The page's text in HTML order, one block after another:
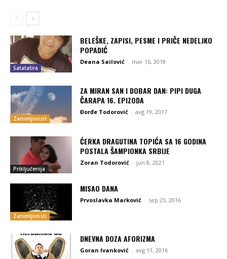
Satatatira
BELEŠKE, ZAPISI, PESME I PRIČE NEDELJKO
POPADIĆ
Deana Sailović - mar 16, 2018
Zanimljivosti
ZA MIRAN SAN I DOBAR DAN: PIPI DUGA
ČARAPA 16. EPIZODA
Đorđe Todorović - avg 19, 2017
Priključenija
ĆERKA DRAGUTINA TOPIĆA SA 16 GODINA
POSTALA ŠAMPIONKA SRBIJE
Zoran Todorović - jun 8, 2021
Zanimljivosti
MISAO DANA
Prvoslavka Marković - sep 23, 2016
DNEVNA DOZA AFORIZMA
Goran Ivanković - avg 11, 2016